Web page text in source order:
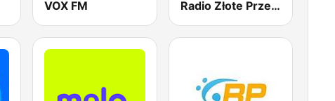
VOX FM Radio Złote Przeboje